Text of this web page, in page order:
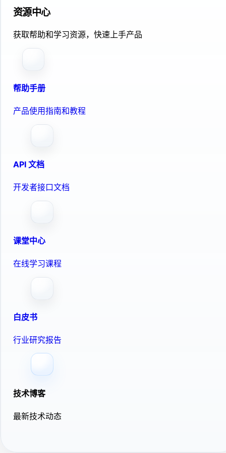
资源中心
获取帮助和学习资源，快速上手产品
帮助手册
产品使用指南和教程
API 文档
开发者接口文档
课堂中心
在线学习课程
白皮书
行业研究报告
技术博客
最新技术动态